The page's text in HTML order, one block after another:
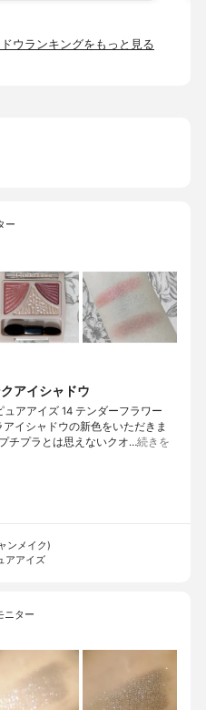
ウランキングをもっと見る
ー
アイシャドウ
アアイズ 14 テンダーフラワー
イシャドウの新色をいただきま
チプラとは思えないクオ…続きを
ンメイク)
アアイズ
ニター